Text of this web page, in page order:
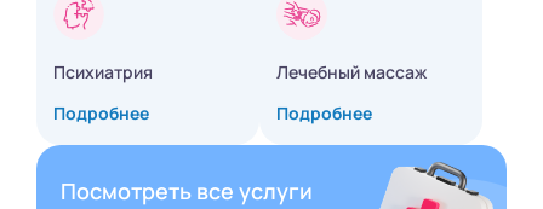
Психиатрия
Подробнее
Лечебный массаж
Подробнее
Посмотреть все услуги